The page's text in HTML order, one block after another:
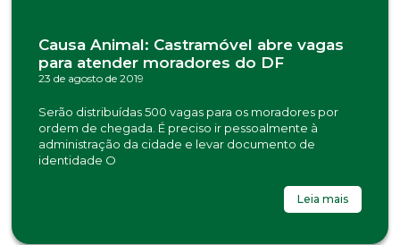
Causa Animal: Castramóvel abre vagas
para atender moradores do DF
23 de agosto de 2019
Serão distribuídas 500 vagas para os moradores por
ordem de chegada. É preciso ir pessoalmente à
administração da cidade e levar documento de
identidade O
Leia mais